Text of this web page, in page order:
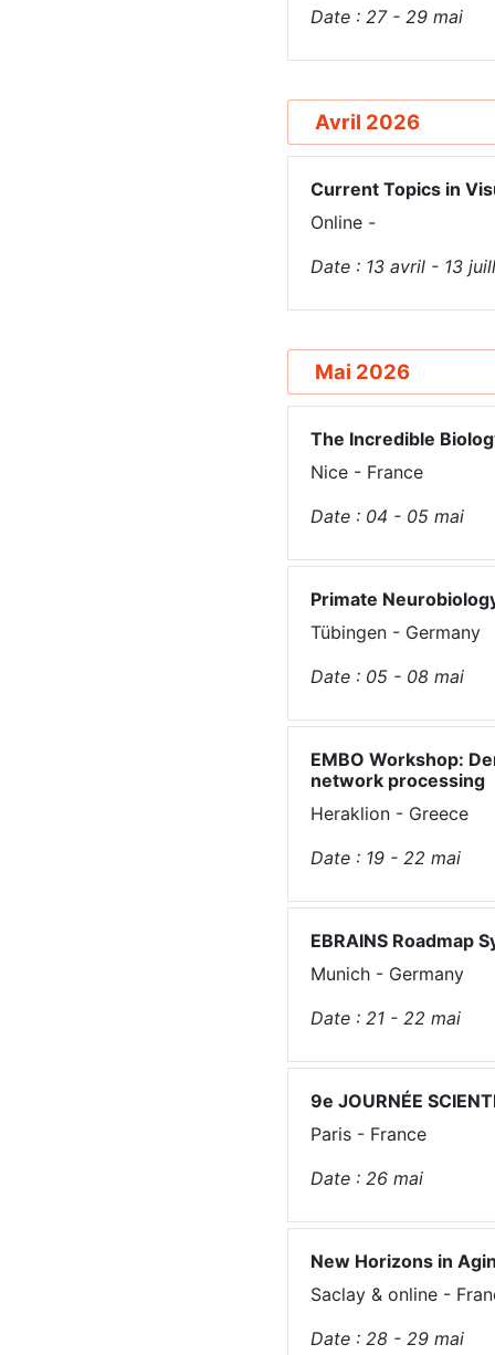
Date : 27 - 29 mai
Avril 2026
Current Topics in
Online -
Date : 13 avril - 13
Mai 2026
The Incredible
Nice - France
Date : 04 - 05 mai
Primate
Tübingen - Germany
Date : 05 - 08 mai
EMBO Workshop:
network processing
Heraklion - Greece
Date : 19 - 22 mai
EBRAINS Roadmap
Munich - Germany
Date : 21 - 22 mai
9e JOURNÉE
Paris - France
Date : 26 mai
New Horizons in
Saclay & online -
Date : 28 - 29 mai